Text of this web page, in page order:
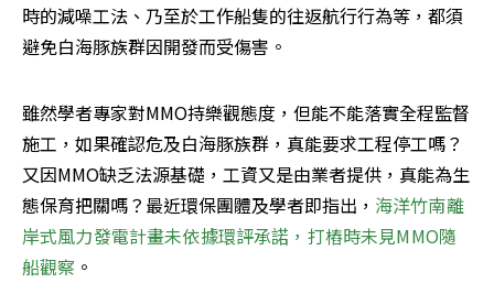
時的減噪工法、乃至於工作船隻的往返航行行為等，都須
避免白海豚族群因開發而受傷害。
雖然學者專家對MMO持樂觀態度，但能不能落實全程監督
施工，如果確認危及白海豚族群，真能要求工程停工嗎？
又因MMO缺乏法源基礎，工資又是由業者提供，真能為生
態保育把關嗎？最近環保團體及學者即指出， 海洋竹南離
岸式風力發電計畫未依據環評承諾，打樁時未見MMO隨
船觀察 。